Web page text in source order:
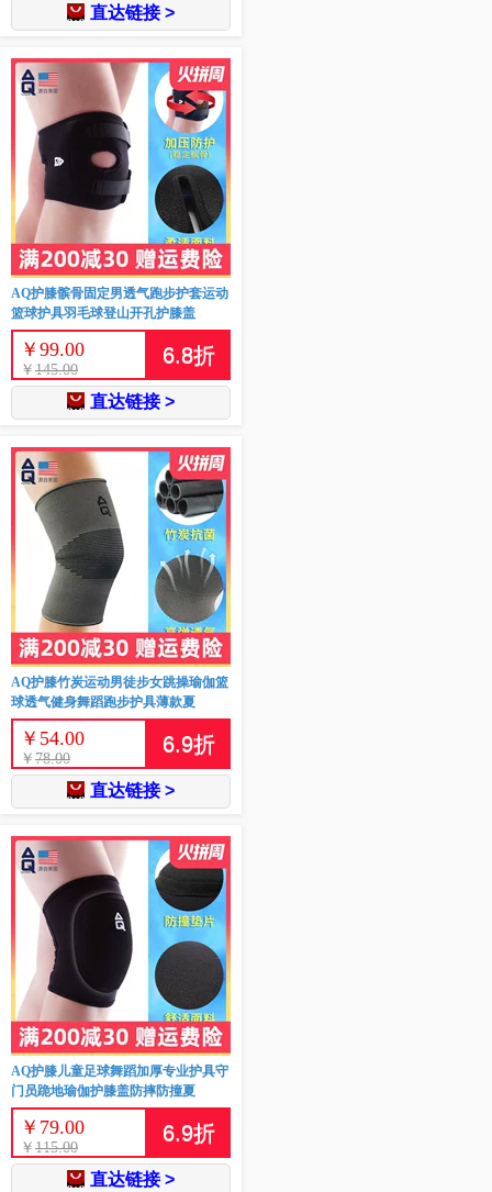
直达链接 >
AQ护膝髌骨固定男透气跑步护套运动
篮球护具羽毛球登山开孔护膝盖
￥ 99.00
￥ 145.00
6.8折
直达链接 >
AQ护膝竹炭运动男徒步女跳操瑜伽篮
球透气健身舞蹈跑步护具薄款夏
￥ 54.00
￥ 78.00
6.9折
直达链接 >
AQ护膝儿童足球舞蹈加厚专业护具守
门员跪地瑜伽护膝盖防摔防撞夏
￥ 79.00
￥ 115.00
6.9折
直达链接 >